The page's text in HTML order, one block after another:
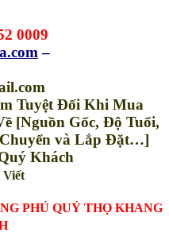
0009
–
Tuyệt Đối Khi Mua
[Nguồn Gốc, Độ Tuổi,
và Lắp Đặt…]
Khách
Viết
PHÚ QUÝ THỌ KHANG